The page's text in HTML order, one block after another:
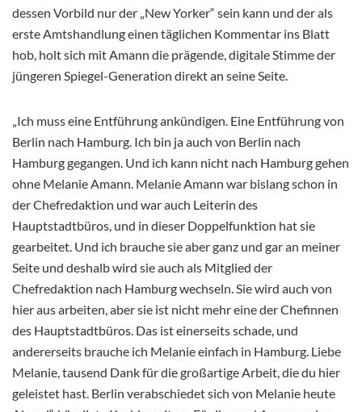
dessen Vorbild nur der „New Yorker“ sein kann und der als
erste Amtshandlung einen täglichen Kommentar ins Blatt
hob, holt sich mit Amann die prägende, digitale Stimme der
jüngeren Spiegel-Generation direkt an seine Seite.
„Ich muss eine Entführung ankündigen. Eine Entführung von
Berlin nach Hamburg. Ich bin ja auch von Berlin nach
Hamburg gegangen. Und ich kann nicht nach Hamburg gehen
ohne Melanie Amann. Melanie Amann war bislang schon in
der Chefredaktion und war auch Leiterin des
Hauptstadtbüros, und in dieser Doppelfunktion hat sie
gearbeitet. Und ich brauche sie aber ganz und gar an meiner
Seite und deshalb wird sie auch als Mitglied der
Chefredaktion nach Hamburg wechseln. Sie wird auch von
hier aus arbeiten, aber sie ist nicht mehr eine der Chefinnen
des Hauptstadtbüros. Das ist einerseits schade, und
andererseits brauche ich Melanie einfach in Hamburg. Liebe
Melanie, tausend Dank für die großartige Arbeit, die du hier
geleistet hast. Berlin verabschiedet sich von Melanie heute